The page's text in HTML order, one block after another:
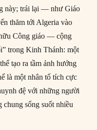
này; trái lại — như Giáo
thăm tới Algeria vào
Công giáo — cộng
trong Kinh Thánh: một
tạo ra tầm ảnh hưởng
là một nhân tố tích cực
đệ với những người
chung sống suốt nhiều